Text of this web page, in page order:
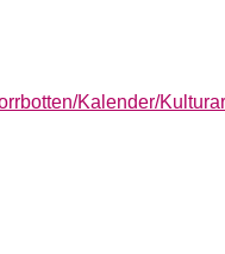
Kalender/